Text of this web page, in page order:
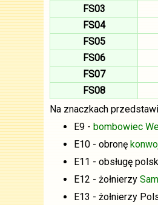
FS03
FS04
FS05
FS06
FS07
FS08
Na znaczkach
E9 - bombowiec
E10 - obronę
E11 - obsługę
E12 - żołnierzy
E13 - żołnierzy